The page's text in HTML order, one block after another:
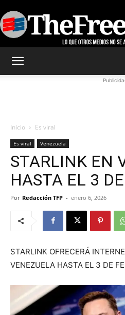
Inicio Es viral
Es viral Venezuela
STARLINK EN
HASTA EL 3
Por Redacción TFP - enero 6, 2026
STARLINK OFRECERÁ
VENEZUELA HASTA EL 3 DE